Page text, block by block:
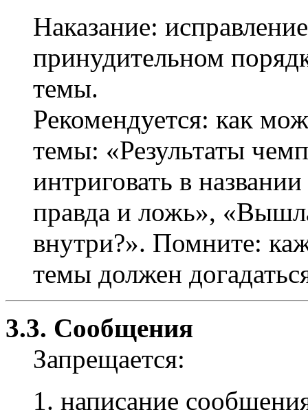
Наказание:
принудительном
темы.
Рекомендуется: как
темы: «Результаты
интриговать в
правда и ложь»,
внутри?». Помните:
темы должен
3.3. Сообщения
Запрещается:
написание